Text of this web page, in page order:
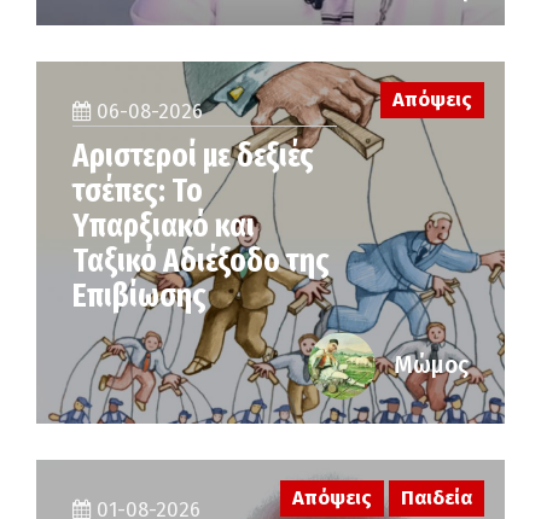
06-08-2026
Αριστεροί με δεξιές
τσέπες: Το
Υπαρξιακό και
Ταξικό Αδιέξοδο της
Επιβίωσης
Απόψεις
Μώμος
01-08-2026
Απόψεις Παιδεία